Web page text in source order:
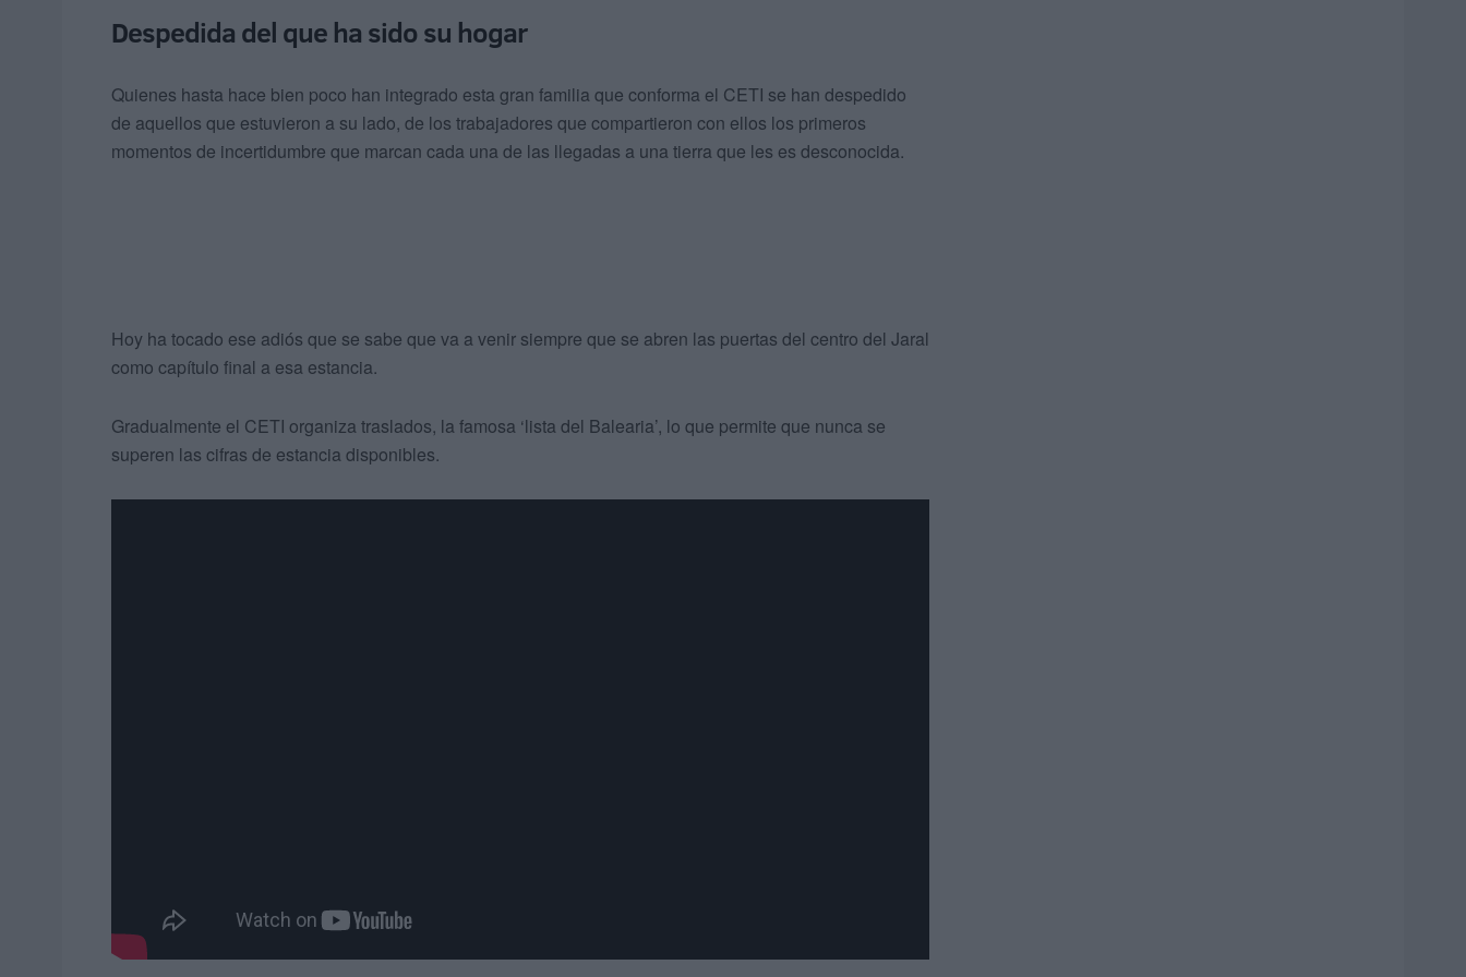
Despedida del que ha sido su hogar
Quienes hasta hace bien poco han integrado esta gran familia que conforma el CETI se han despedido
de aquellos que estuvieron a su lado, de los trabajadores que compartieron con ellos los primeros
momentos de incertidumbre que marcan cada una de las llegadas a una tierra que les es desconocida.
Hoy ha tocado ese adiós que se sabe que va a venir siempre que se abren las puertas del centro del Jaral
como capítulo final a esa estancia.
Gradualmente el CETI organiza traslados, la famosa ‘lista del Balearia’, lo que permite que nunca se
superen las cifras de estancia disponibles.